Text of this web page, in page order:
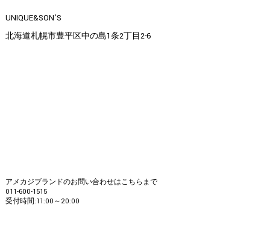
UNIQUE&SON'S
北海道札幌市豊平区中の島1条2丁目2-6
アメカジブランドのお問い合わせはこちらまで
011-600-1515
受付時間:11:00～20:00